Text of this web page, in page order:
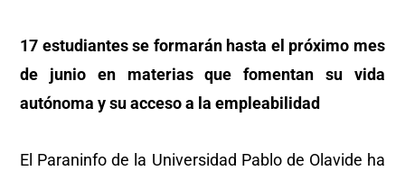
17 estudiantes se formarán hasta el próximo mes
de junio en materias que fomentan su vida
autónoma y su acceso a la empleabilidad
El Paraninfo de la Universidad Pablo de Olavide ha